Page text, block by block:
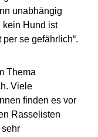
unabhängig
kein Hund ist
se gefährlich“.
Thema
Viele
finden es vor
Rasselisten